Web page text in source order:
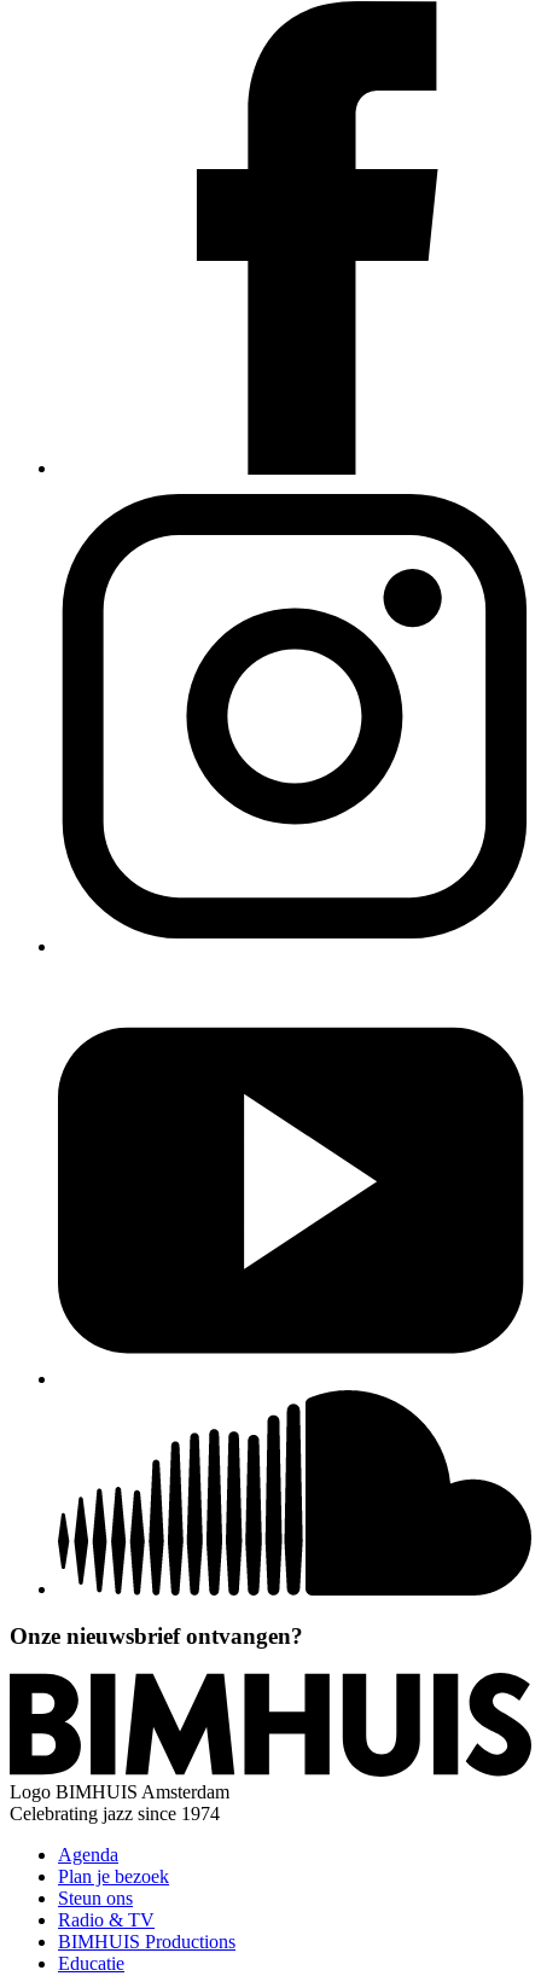
Onze nieuwsbrief ontvangen?
Logo BIMHUIS Amsterdam
Celebrating jazz since 1974
Agenda
Plan je bezoek
Steun ons
Radio & TV
BIMHUIS Productions
Educatie